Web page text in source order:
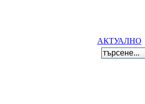
АКТУАЛНО